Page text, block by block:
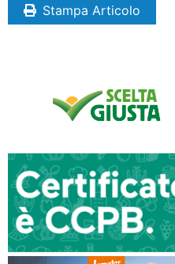
Stampa Articolo